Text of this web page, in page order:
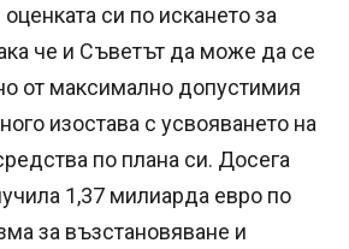
си по искането за
че и Съветът да може да се
от максимално допустимия
изостава с усвояването на
по плана си. Досега
1,37 милиарда евро по
за възстановяване и